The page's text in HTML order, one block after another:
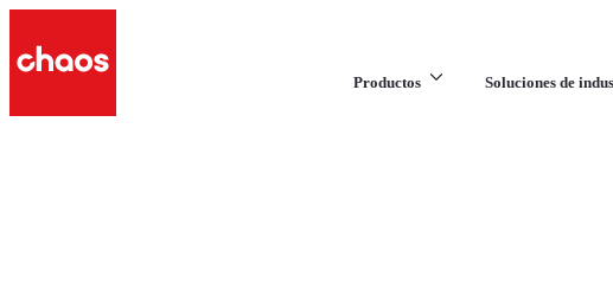
Productos Soluciones de